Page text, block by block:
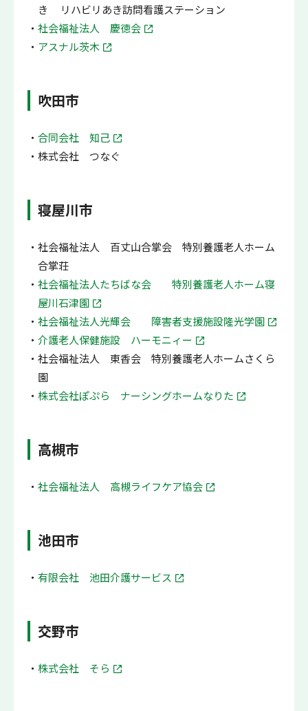
き リハビリあき訪問看護ステーション
社会福祉法人 慶徳会
アスナル茨木
吹田市
合同会社 知己
株式会社 つなぐ
寝屋川市
社会福祉法人 百丈山合掌会 特別養護老人ホーム
合掌荘
社会福祉法人たちばな会 特別養護老人ホーム寝
屋川石津園
社会福祉法人光輝会 障害者支援施設隆光学園
介護老人保健施設 ハーモニィー
社会福祉法人 東香会 特別養護老人ホームさくら
園
株式会社ぽぷら ナーシングホームなりた
高槻市
社会福祉法人 高槻ライフケア協会
池田市
有限会社 池田介護サービス
交野市
株式会社 そら